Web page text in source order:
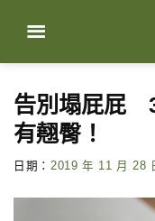
content
告別塌屁屁
有翹臀！
日期： 2019 年 11 月 28